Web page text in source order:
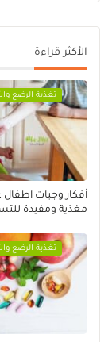
الأكثر قراءة
تغذية الرضع
مغذية ومفيدة
تغذية الرضع